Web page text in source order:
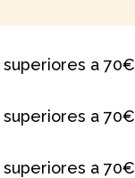
superiores a 70€
superiores a 70€
superiores a 70€